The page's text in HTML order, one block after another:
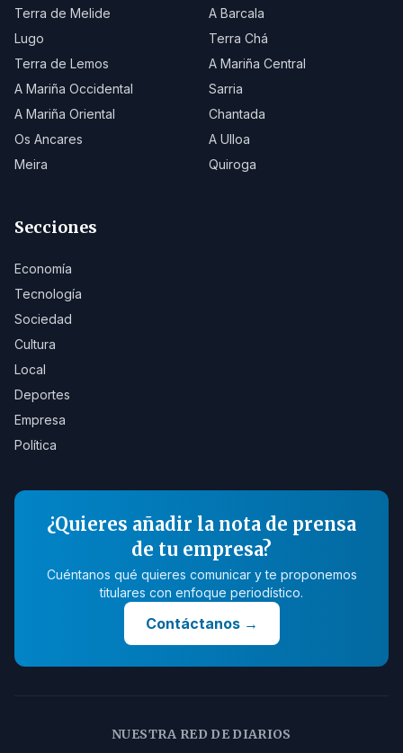
Terra de Melide
A Barcala
Lugo
Terra Chá
Terra de Lemos
A Mariña Central
A Mariña Occidental
Sarria
A Mariña Oriental
Chantada
Os Ancares
A Ulloa
Meira
Quiroga
Secciones
Economía
Tecnología
Sociedad
Cultura
Local
Deportes
Empresa
Política
¿Quieres añadir la nota de prensa
de tu empresa?
Cuéntanos qué quieres comunicar y te proponemos
titulares con enfoque periodístico.
Contáctanos→
NUESTRA RED DE DIARIOS